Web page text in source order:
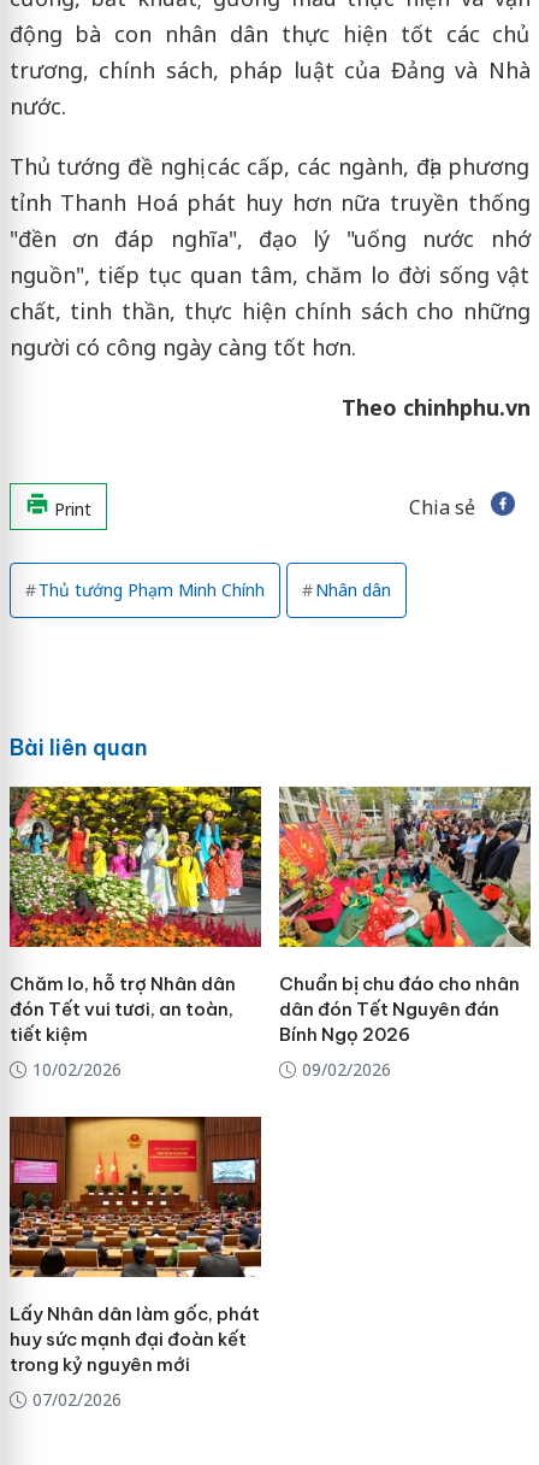
động bà con nhân dân thực hiện tốt các chủ
trương, chính sách, pháp luật của Đảng và Nhà
nước.
Thủ tướng đề nghị các cấp, các ngành, địa phương
tỉnh Thanh Hoá phát huy hơn nữa truyền thống
"đền ơn đáp nghĩa", đạo lý "uống nước nhớ
nguồn", tiếp tục quan tâm, chăm lo đời sống vật
chất, tinh thần, thực hiện chính sách cho những
người có công ngày càng tốt hơn.
Theo chinhphu.vn
Print Chia sẻ
Thủ tướng Phạm Minh Chính Nhân dân
Bài liên quan
Chăm lo, hỗ trợ Nhân dân
đón Tết vui tươi, an toàn,
tiết kiệm
10/02/2026
Chuẩn bị chu đáo cho nhân
dân đón Tết Nguyên đán
Bính Ngọ 2026
09/02/2026
Lấy Nhân dân làm gốc, phát
huy sức mạnh đại đoàn kết
trong kỷ nguyên mới
07/02/2026